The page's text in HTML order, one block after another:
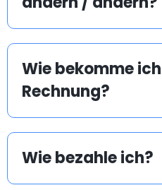
Wie bekomme
Rechnung?
Wie bezahle ich?